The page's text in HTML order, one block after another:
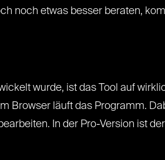
noch etwas besser beraten,
wurde, ist das Tool auf
Browser läuft das Programm.
In der Pro-Version ist